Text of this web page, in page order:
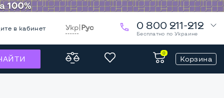
в кабинет Укр|Рус 0 800 211-212
Бесплатно по Украине
0
Корзина